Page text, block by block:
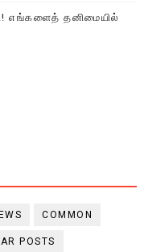
எங்களைத் தனிமையில்
COMMON
POSTS